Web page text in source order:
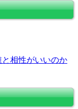
相性がいいのか